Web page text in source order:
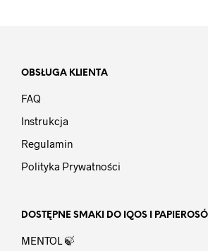
OBSŁUGA KLIENTA
FAQ
Instrukcja
Regulamin
Polityka Prywatności
DOSTĘPNE SMAKI DO IQOS I
MENTOL 🍃